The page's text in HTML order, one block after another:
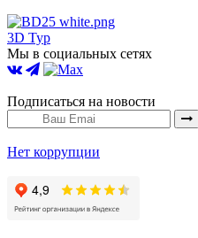
3D Тур
Мы в социальных сетях
Подписаться на новости
Нет коррупции